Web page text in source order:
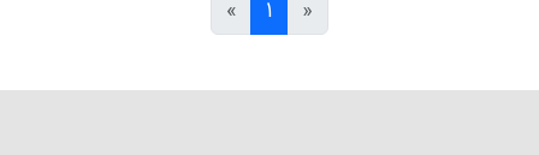
«
1
»